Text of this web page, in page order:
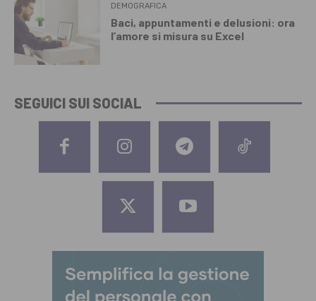
DEMOGRAFICA
Baci, appuntamenti e delusioni: ora
l’amore si misura su Excel
SEGUICI SUI SOCIAL